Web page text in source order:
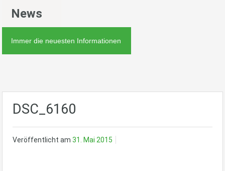
News
Immer die neuesten Informationen
DSC_6160
Veröffentlicht am 31. Mai 2015